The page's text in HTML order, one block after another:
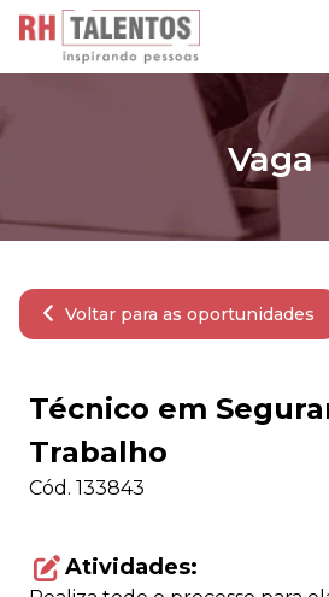
Vaga
Voltar para as oportunidades
Técnico em
Trabalho
Cód. 133843
Atividades: